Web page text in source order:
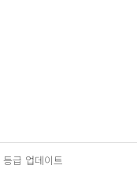
급 업데이트